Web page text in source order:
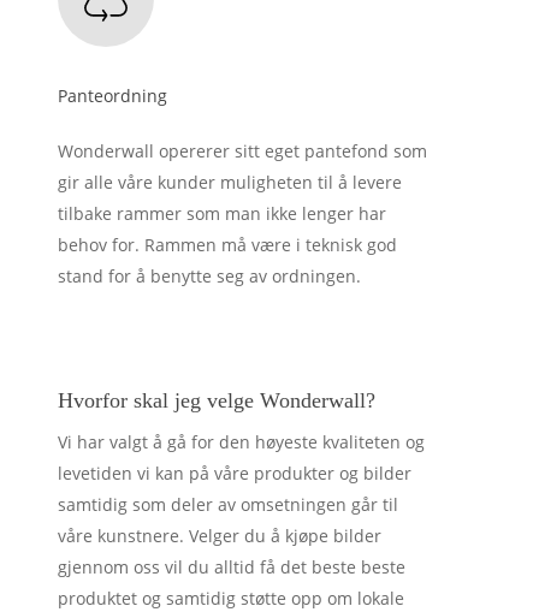
Panteordning
Wonderwall opererer sitt eget pantefond som
gir alle våre kunder muligheten til å levere
tilbake rammer som man ikke lenger har
behov for. Rammen må være i teknisk god
stand for å benytte seg av ordningen.
Hvorfor skal jeg velge Wonderwall?
Vi har valgt å gå for den høyeste kvaliteten og
levetiden vi kan på våre produkter og bilder
samtidig som deler av omsetningen går til
våre kunstnere. Velger du å kjøpe bilder
gjennom oss vil du alltid få det beste beste
produktet og samtidig støtte opp om lokale